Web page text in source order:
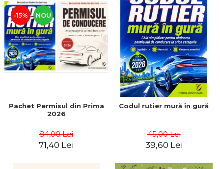
-15% NOU
Pachet Permisul din Prima
2026
84,00 Lei
71,40 Lei
Codul rutier mură în gură
45,00 Lei
39,60 Lei